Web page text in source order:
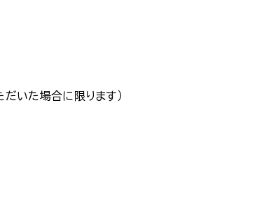
た場合に限ります）